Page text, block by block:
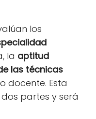
los
la aptitud
las técnicas
docente. Esta
partes y será